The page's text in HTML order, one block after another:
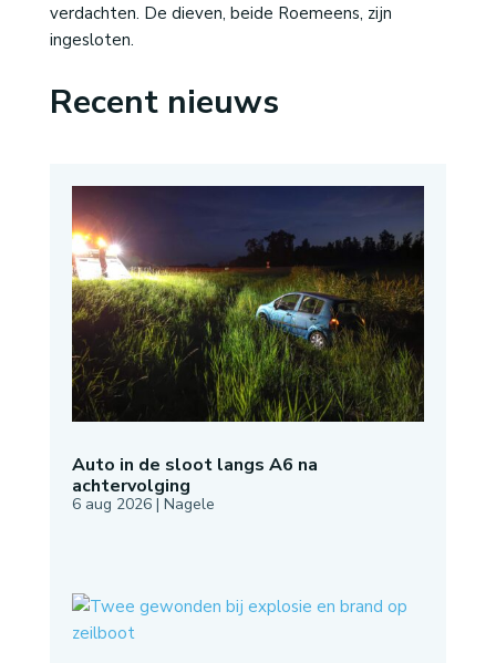
verdachten. De dieven, beide Roemeens, zijn
ingesloten.
Recent nieuws
Auto in de sloot langs A6 na
achtervolging
6 aug 2026| Nagele